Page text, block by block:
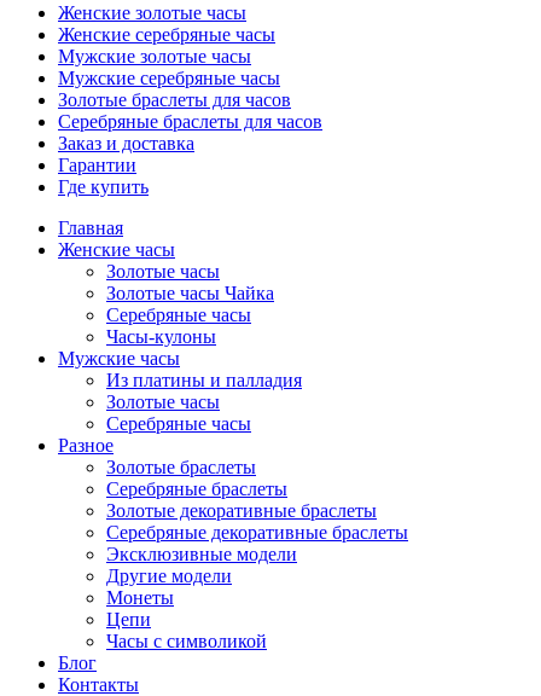
Женские золотые часы
Женские серебряные часы
Мужские золотые часы
Мужские серебряные часы
Золотые браслеты для часов
Серебряные браслеты для часов
Заказ и доставка
Гарантии
Где купить
Главная
Женские часы
Золотые часы
Золотые часы Чайка
Серебряные часы
Часы-кулоны
Мужские часы
Из платины и палладия
Золотые часы
Серебряные часы
Разное
Золотые браслеты
Серебряные браслеты
Золотые декоративные браслеты
Серебряные декоративные браслеты
Эксклюзивные модели
Другие модели
Монеты
Цепи
Часы с символикой
Блог
Контакты